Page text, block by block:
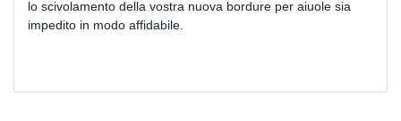
lo scivolamento della vostra nuova bordure per aiuole sia
impedito in modo affidabile.